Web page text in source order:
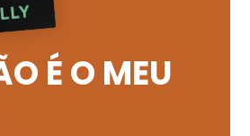
É O MEU